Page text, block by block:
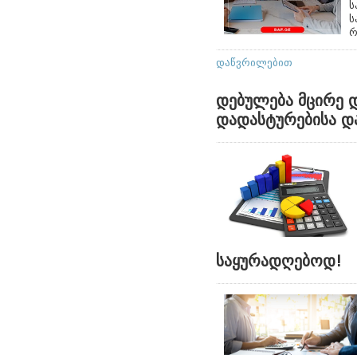
დაწვრილებით
დებულება მცირე
დადასტურებისა
საყურადღებოდ!